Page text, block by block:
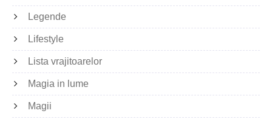
Legende
Lifestyle
Lista vrajitoarelor
Magia in lume
Magii